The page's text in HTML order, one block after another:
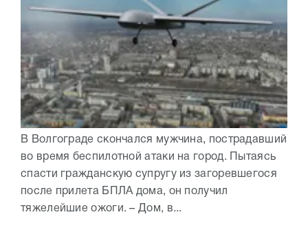
В Волгограде скончался мужчина, пострадавший
во время беспилотной атаки на город. Пытаясь
спасти гражданскую супругу из загоревшегося
после прилета БПЛА дома, он получил
тяжелейшие ожоги. – Дом, в...